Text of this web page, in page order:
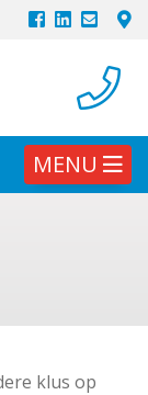
MENU
klus op